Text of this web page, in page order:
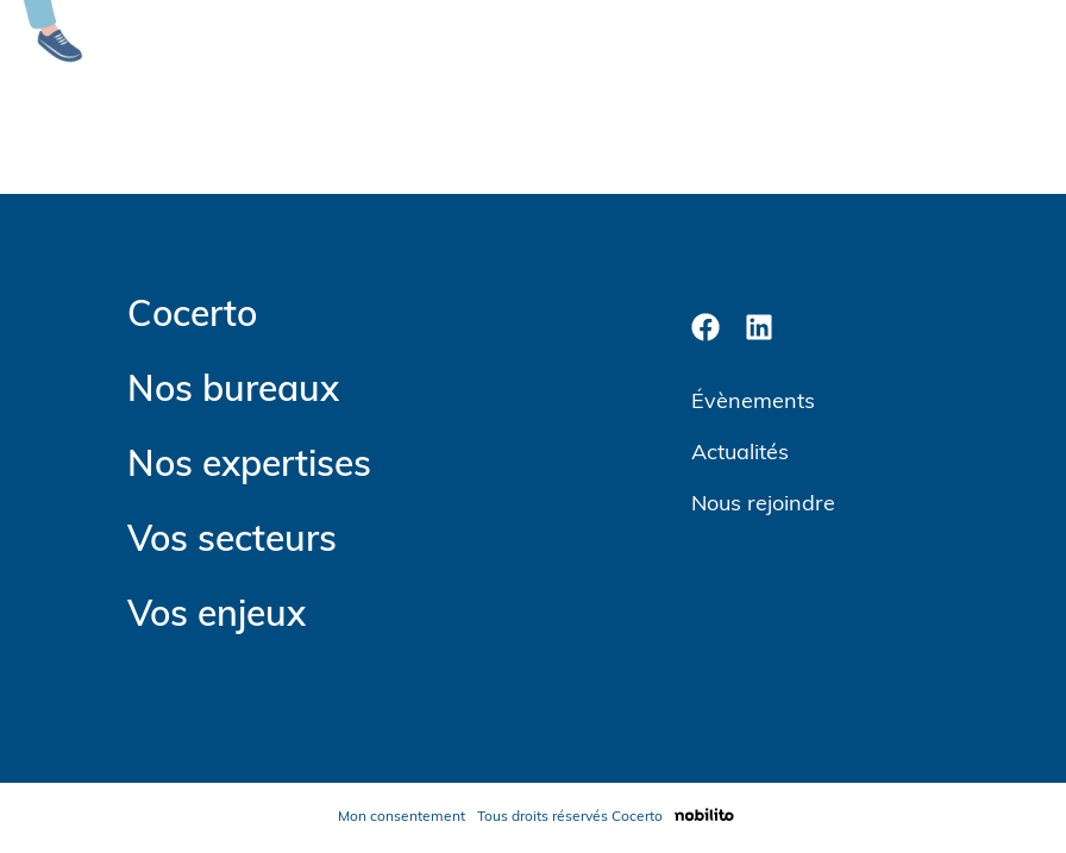
Cocerto
Nos bureaux
Nos expertises
Vos secteurs
Vos enjeux
Évènements
Actualités
Nous rejoindre
Mon consentement Tous droits réservés Cocerto